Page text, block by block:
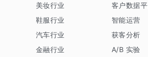
美妆行业
鞋服行业
汽车行业
金融行业
客户数据
智能运营
获客分析
A/B 实验